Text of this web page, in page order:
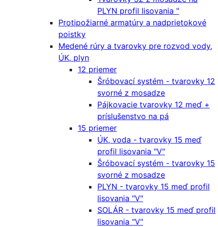
PLYN profil lisovania "
Protipožiarné armatúry a nadprietokové
poistky
Medené rúry a tvarovky pre rozvod vody,
ÚK, plyn
12 priemer
Šróbovací systém - tvarovky 12
svorné z mosadze
Pájkovacie tvarovky 12 meď +
príslušenstvo na pá
15 priemer
ÚK, voda - tvarovky 15 meď
profil lisovania "V"
Šróbovací systém - tvarovky 15
svorné z mosadze
PLYN - tvarovky 15 meď profil
lisovania "V"
SOLÁR - tvarovky 15 meď profil
lisovania "V"